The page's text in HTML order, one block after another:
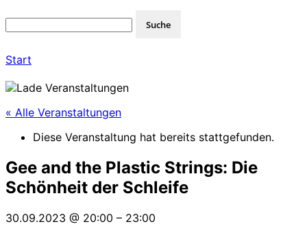
Start
« Alle Veranstaltungen
Diese Veranstaltung hat bereits stattgefunden.
Gee and the Plastic Strings: Die
Schönheit der Schleife
30.09.2023 @ 20:00 – 23:00